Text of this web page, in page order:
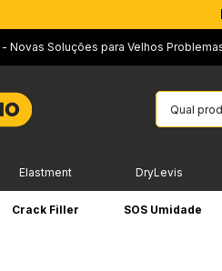
- Novas Soluções para Velhos
Elastment DryLevis
Crack Filler SOS Umidade